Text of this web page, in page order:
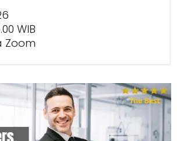
WIB
Zoom